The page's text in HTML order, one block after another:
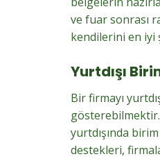
ve fuar sonrası
kendilerini en iyi
Yurtdışı
Bir firmayı
yurtdışında
destekleri,